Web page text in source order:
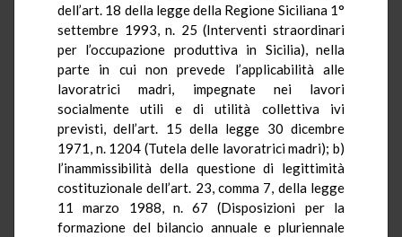
dell’art. 18 della legge della Regione Siciliana 1°
settembre 1993, n. 25 (Interventi straordinari
per l’occupazione produttiva in Sicilia), nella
parte in cui non prevede l’applicabilità alle
lavoratrici madri, impegnate nei lavori
socialmente utili e di utilità collettiva ivi
previsti, dell’art. 15 della legge 30 dicembre
1971, n. 1204 (Tutela delle lavoratrici madri); b)
l’inammissibilità della questione di legittimità
costituzionale dell’art. 23, comma 7, della legge
11 marzo 1988, n. 67 (Disposizioni per la
formazione del bilancio annuale e pluriennale